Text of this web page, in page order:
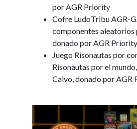
por AGR Priority
Cofre LudoTribu AGR-
componentes aleatorios
donado por AGR Priority
Juego Risonautas por
Risonautas por el
Calvo, donado por AGR